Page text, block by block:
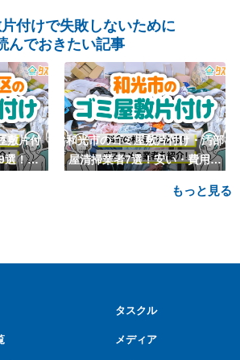
付けで失敗しないために
んでおきたい記事
敷片付
選！安
和光市のゴミ屋敷片付け・汚部
屋清掃業者7選！安い・費用相
もっと見る
タスクル
メディア